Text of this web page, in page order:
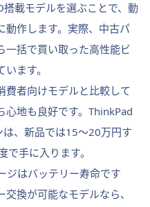
載モデルを選ぶことで、動
動作します。実際、中古パ
一括で買い取った高性能ビ
ます。
費者向けモデルと比較して
心地も良好です。ThinkPad
、新品では15〜20万円す
手に入ります。
ジはバッテリー寿命です
換が可能なモデルなら、